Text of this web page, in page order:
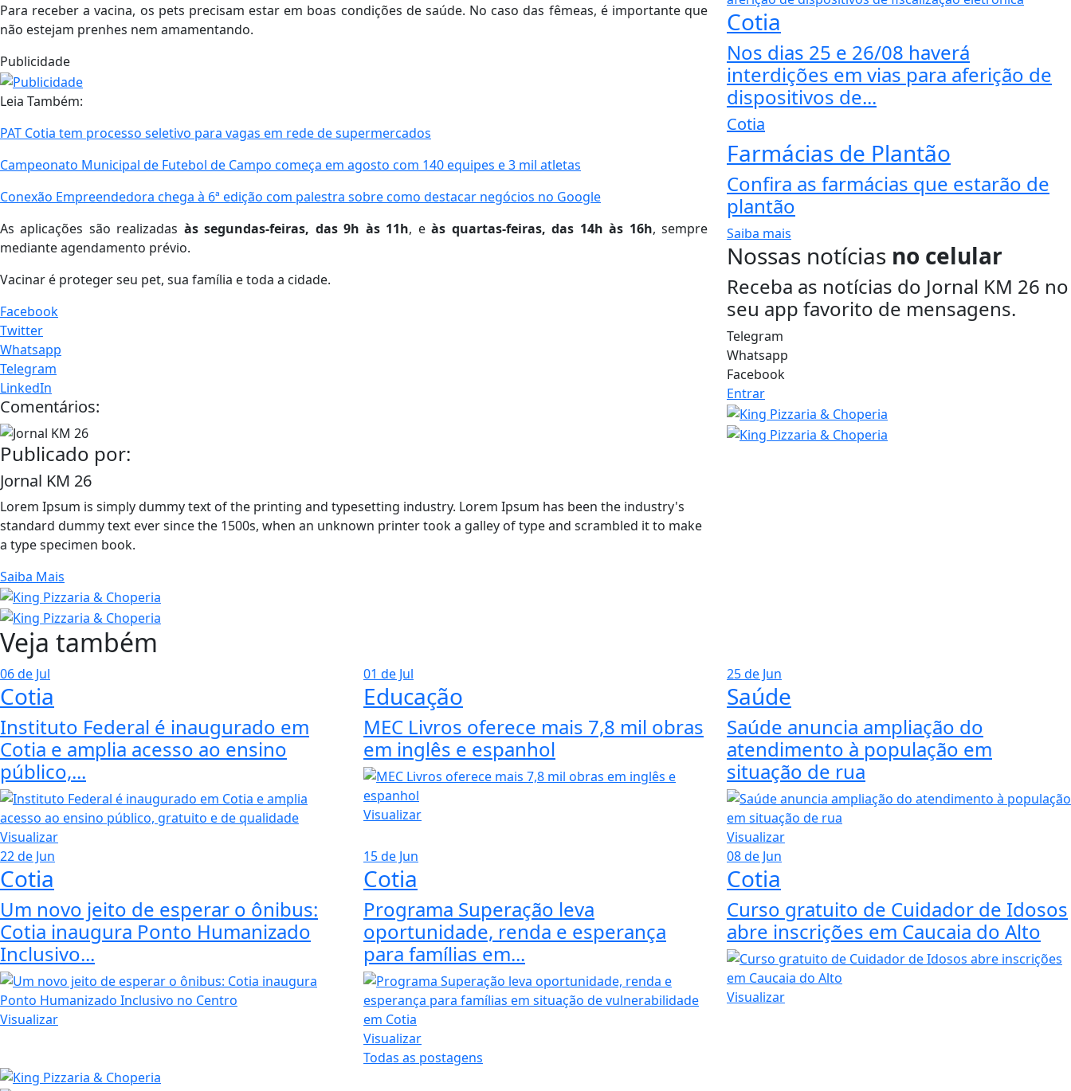
Para receber a vacina, os pets precisam estar em boas condições de saúde. No caso das fêmeas, é importante que
não estejam prenhes nem amamentando.
Publicidade
Leia Também:
PAT Cotia tem processo seletivo para vagas em rede de supermercados
Campeonato Municipal de Futebol de Campo começa em agosto com 140 equipes e 3 mil atletas
Conexão Empreendedora chega à 6ª edição com palestra sobre como destacar negócios no Google
As aplicações são realizadas às segundas-feiras, das 9h às 11h, eàs quartas-feiras, das 14h às 16h, sempre
mediante agendamento prévio.
Vacinar é proteger seu pet, sua família e toda a cidade.
Facebook
Twitter
Whatsapp
Telegram
LinkedIn
Comentários:
Publicado por:
Jornal KM 26
Lorem Ipsum is simply dummy text of the printing and typesetting industry. Lorem Ipsum has been the industry's
standard dummy text ever since the 1500s, when an unknown printer took a galley of type and scrambled it to make
a type specimen book.
Saiba Mais
Cotia
Nos dias 25 e 26/08 haverá
interdições em vias para aferição de
dispositivos de...
Cotia
Farmácias de Plantão
Confira as farmácias que estarão de
plantão
Saiba mais
Nossas notícias no celular
Receba as notícias do Jornal KM 26 no
seu app favorito de mensagens.
Telegram
Whatsapp
Facebook
Entrar
Veja também
06 de Jul
Cotia
Instituto Federal é inaugurado em
Cotia e amplia acesso ao ensino
público,...
Visualizar
01 de Jul
Educação
MEC Livros oferece mais 7,8 mil obras
em inglês e espanhol
Visualizar
25 de Jun
Saúde
Saúde anuncia ampliação do
atendimento à população em
situação de rua
Visualizar
22 de Jun
Cotia
Um novo jeito de esperar o ônibus:
Cotia inaugura Ponto Humanizado
Inclusivo...
Visualizar
15 de Jun
Cotia
Programa Superação leva
oportunidade, renda e esperança
para famílias em...
Visualizar
08 de Jun
Cotia
Curso gratuito de Cuidador de Idosos
abre inscrições em Caucaia do Alto
Visualizar
Todas as postagens